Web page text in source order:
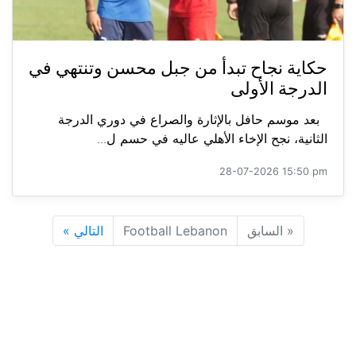
حكاية نجاح تبدأ من جبل محسن وتنتهي في
الدرجة الأولى
بعد موسم حافل بالإثارة والصراع في دوري الدرجة
الثانية، نجح الإخاء الأهلي عاليه في حسم ل...
28-07-2026 15:50 pm
« السابق Football Lebanon التالي »